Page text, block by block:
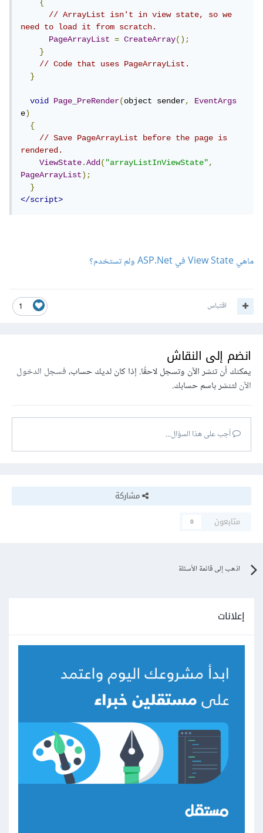
{
// ArrayList isn't in view state, so we
need to load it from scratch.
PageArrayList
= CreateArray();
}
// Code that uses PageArrayList.
}
void Page_PreRender(object sender,
EventArgs
e)
{
// Save PageArrayList before the page is
rendered.
ViewState.Add("arrayListInViewState",
PageArrayList);
}
</script>
ماهي View State في ASP.Net ولم تستخدم؟
1 اقتباس
انضم إلى النقاش
يمكنك أن تنشر الآن وتسجل لاحقًا. إذا كان لديك حساب،فسجل الدخول
الآنلتنشر باسم حسابك.
أجب على هذا السؤال...
مشاركة
متابعون
0
اذهب إلى قائمة الأسئلة
إعلانات